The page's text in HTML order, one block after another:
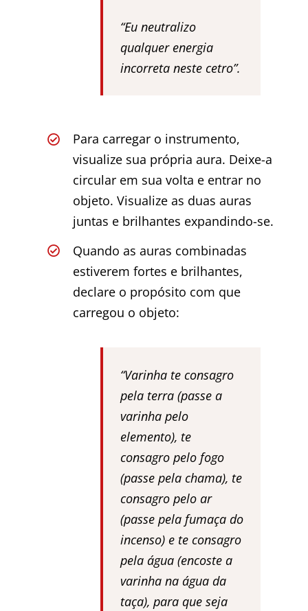
“Eu neutralizo
qualquer energia
incorreta neste cetro”.
Para carregar o instrumento,
visualize sua própria aura. Deixe-a
circular em sua volta e entrar no
objeto. Visualize as duas auras
juntas e brilhantes expandindo-se.
Quando as auras combinadas
estiverem fortes e brilhantes,
declare o propósito com que
carregou o objeto:
“Varinha te consagro
pela terra (passe a
varinha pelo
elemento), te
consagro pelo fogo
(passe pela chama), te
consagro pelo ar
(passe pela fumaça do
incenso) e te consagro
pela água (encoste a
varinha na água da
taça), para que seja